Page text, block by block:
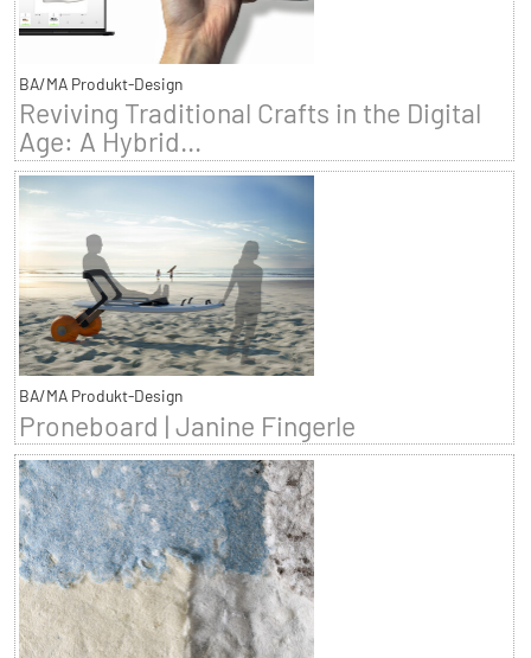
BA/MA Produkt-Design
Reviving Traditional Crafts in the Digital
Age: A Hybrid...
BA/MA Produkt-Design
Proneboard | Janine Fingerle